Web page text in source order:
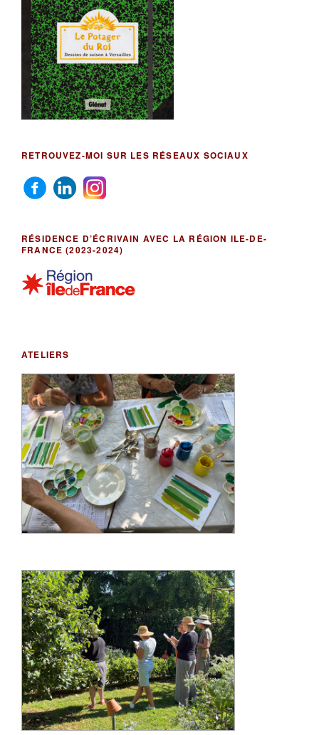
RETROUVEZ-MOI SUR LES RÉSEAUX SOCIAUX
RÉSIDENCE D’ÉCRIVAIN AVEC LA RÉGION ILE-DE-
FRANCE (2023-2024)
ATELIERS